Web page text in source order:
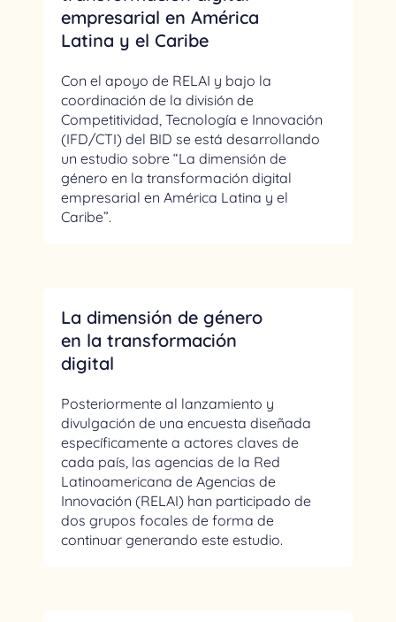
empresarial en América
Latina y el Caribe
Con el apoyo de RELAI y bajo la
coordinación de la división de
Competitividad, Tecnología e Innovación
(IFD/CTI) del BID se está desarrollando
un estudio sobre “La dimensión de
género en la transformación digital
empresarial en América Latina y el
Caribe”.
La dimensión de género
en la transformación
digital
Posteriormente al lanzamiento y
divulgación de una encuesta diseñada
específicamente a actores claves de
cada país, las agencias de la Red
Latinoamericana de Agencias de
Innovación (RELAI) han participado de
dos grupos focales de forma de
continuar generando este estudio.